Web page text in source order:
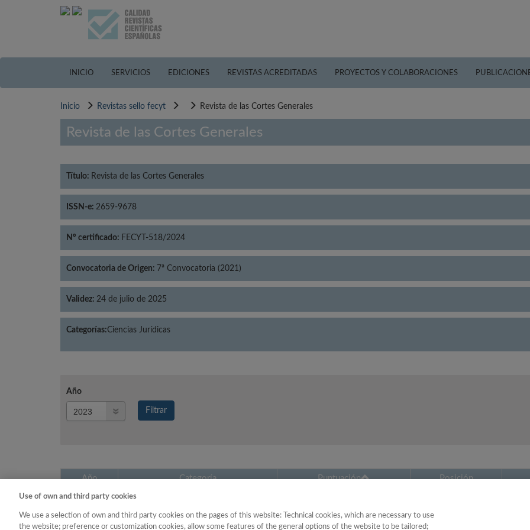
INICIO SERVICIOS EDICIONES REVISTAS ACREDITADAS PROYECTOS Y COLABORACIONES
Inicio Revistas sello fecyt Revista de las Cortes Generales
Revista de las Cortes Generales
Título: Revista de las Cortes Generales
ISSN-e: 2659-9678
Nº certificado: FECYT-518/2024
Convocatoria de Origen: 7ª Convocatoria (2021)
Validez: 24 de julio de 2025
Categorías:Ciencias Jurídicas
Año
Filtrar
Año Categoría Puntuación Posición
2023
Use of own and third party cookies
We use a selection of own and third party cookies on the pages of this website: Technical cookies, which are necessary to use
the website; preference or customization cookies, allow some features of the general options of the website to be tailored;